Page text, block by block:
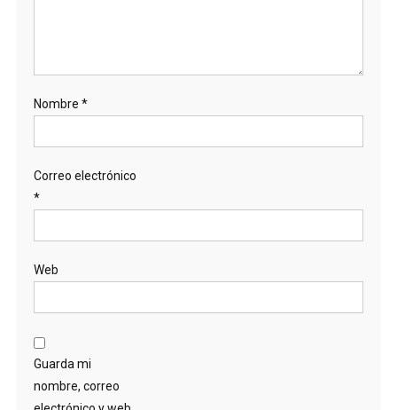
Nombre *
Correo electrónico
*
Web
Guarda mi
nombre, correo